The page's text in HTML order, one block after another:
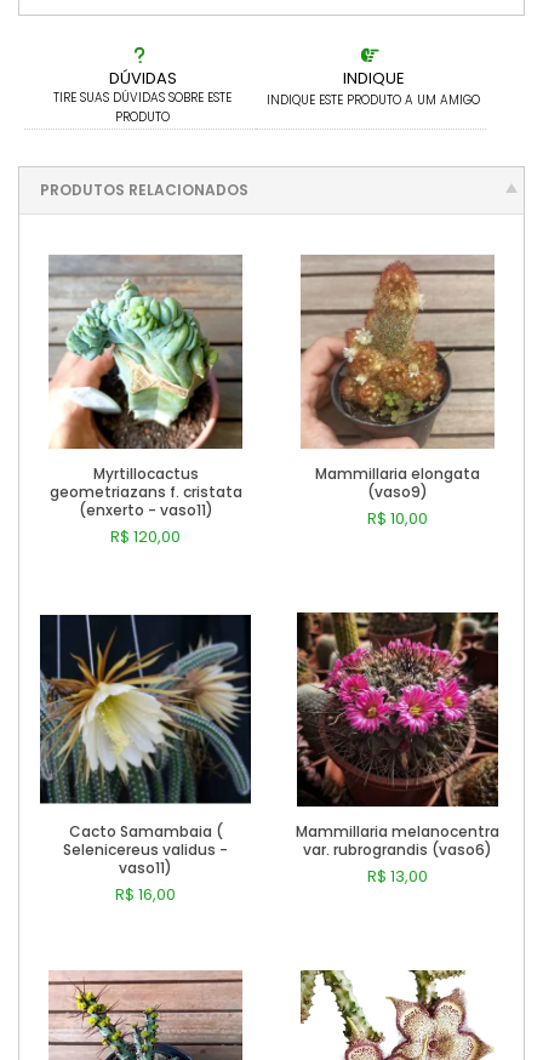
DÚVIDAS
TIRE SUAS DÚVIDAS SOBRE ESTE
PRODUTO
INDIQUE
INDIQUE ESTE PRODUTO A UM AMIGO
6x com juros de R$ 19,21
12x com juros de R$ 10,59
PRODUTOS RELACIONADOS
Myrtillocactus
geometriazans f. cristata
(enxerto - vaso11)
R$ 120,00
Mammillaria elongata
(vaso9)
R$ 10,00
Cacto Samambaia (
Selenicereus validus -
vaso11)
R$ 16,00
Mammillaria melanocentra
var. rubrograndis (vaso6)
R$ 13,00